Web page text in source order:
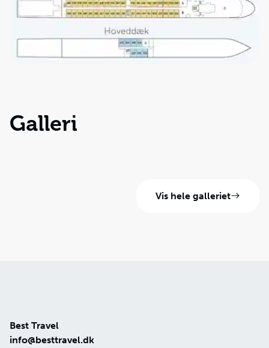
Galleri
Vis hele galleriet
Best Travel
info@besttravel.dk